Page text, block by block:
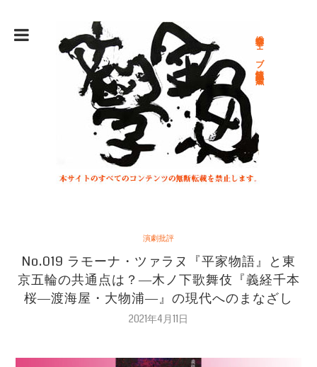
総合文学ウェブ情報誌 文学金魚
演劇批評
No.019 ラモーナ・ツァラヌ『平家物語』と東
京五輪の共通点は？―木ノ下歌舞伎『義経千本
桜―渡海屋・大物浦―』の現代へのまなざし
2021年4月11日